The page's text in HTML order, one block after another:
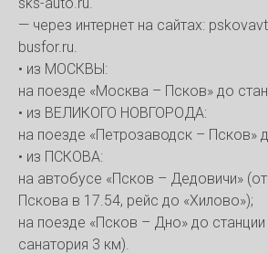
— через интернет на сайтах:
busfor.ru.
• из МОСКВЫ:
на поезде «Москва – Псков» до
• из ВЕЛИКОГО НОВГОРОДА:
на поезде «Петрозаводск – Псков»
• из ПСКОВА:
на автобусе «Псков – Дедовичи»
Пскова в 17.54, рейс до «Хилово»);
на поезде «Псков – Дно» до
санатория 3 км).